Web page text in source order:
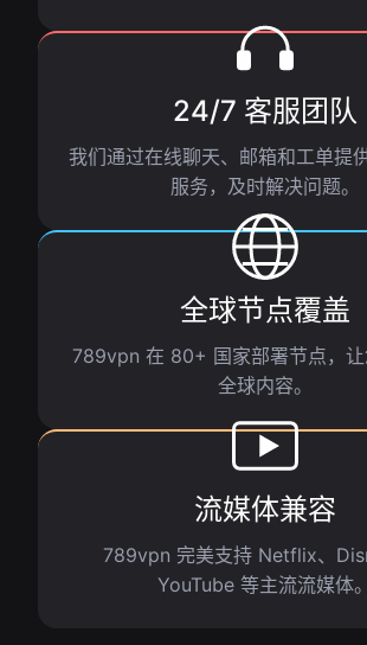
24/7 客服团队
我们通过在线聊天、邮箱和工单提
服务，及时解决问题。
全球节点覆盖
789vpn 在 80+ 国家部署节点，
全球内容。
流媒体兼容
789vpn 完美支持 Netflix、
YouTube 等主流流媒体。